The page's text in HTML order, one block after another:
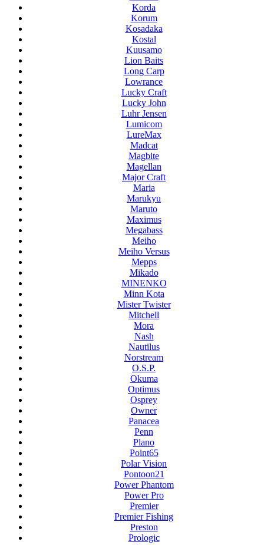
Korda
Korum
Kosadaka
Kostal
Kuusamo
Lion Baits
Long Carp
Lowrance
Lucky Craft
Lucky John
Luhr Jensen
Lumicom
LureMax
Madcat
Magbite
Magellan
Major Craft
Maria
Marukyu
Maruto
Maximus
Megabass
Meiho
Meiho Versus
Mepps
Mikado
MINENKO
Minn Kota
Mister Twister
Mitchell
Mora
Nash
Nautilus
Norstream
O.S.P.
Okuma
Optimus
Osprey
Owner
Panacea
Penn
Plano
Point65
Polar Vision
Pontoon21
Power Phantom
Power Pro
Premier
Premier Fishing
Preston
Prologic